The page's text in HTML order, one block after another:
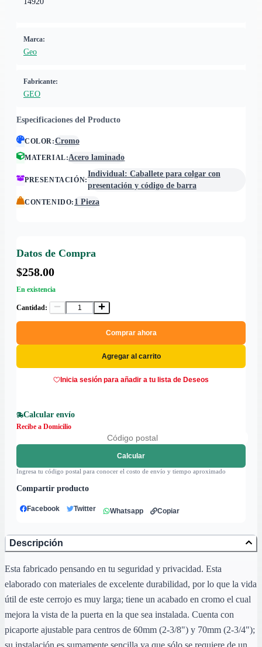
Marca:
Geo
Fabricante:
GEO
Especificaciones del Producto
COLOR:Cromo
MATERIAL:Acero laminado
PRESENTACIÓN:
Individual: Caballete para colgar con
presentación y código de barra
CONTENIDO: 1 Pieza
Datos de Compra
$258.00
En existencia
Cantidad:
Comprar ahora
Agregar al carrito
Inicia sesión para añadir a tu lista de Deseos
Calcular envío
Recibe a Domicilio
Calcular
Ingresa tu código postal para conocer el costo de envío y tiempo aproximado
Compartir producto
Facebook Twitter Whatsapp Copiar
Descripción
Esta fabricado pensando en tu seguridad y privacidad. Esta
elaborado con materiales de excelente durabilidad, por lo que la vida
útil de este cerrojo es muy larga; tiene un acabado en cromo el cual
mejora la vista de la puerta en la que sea instalada. Cuenta con
picaporte ajustable para centros de 60mm (2-3/8") y 70mm (2-3/4");
su instalación es sumamente sencilla ya que sólo se requiere de un